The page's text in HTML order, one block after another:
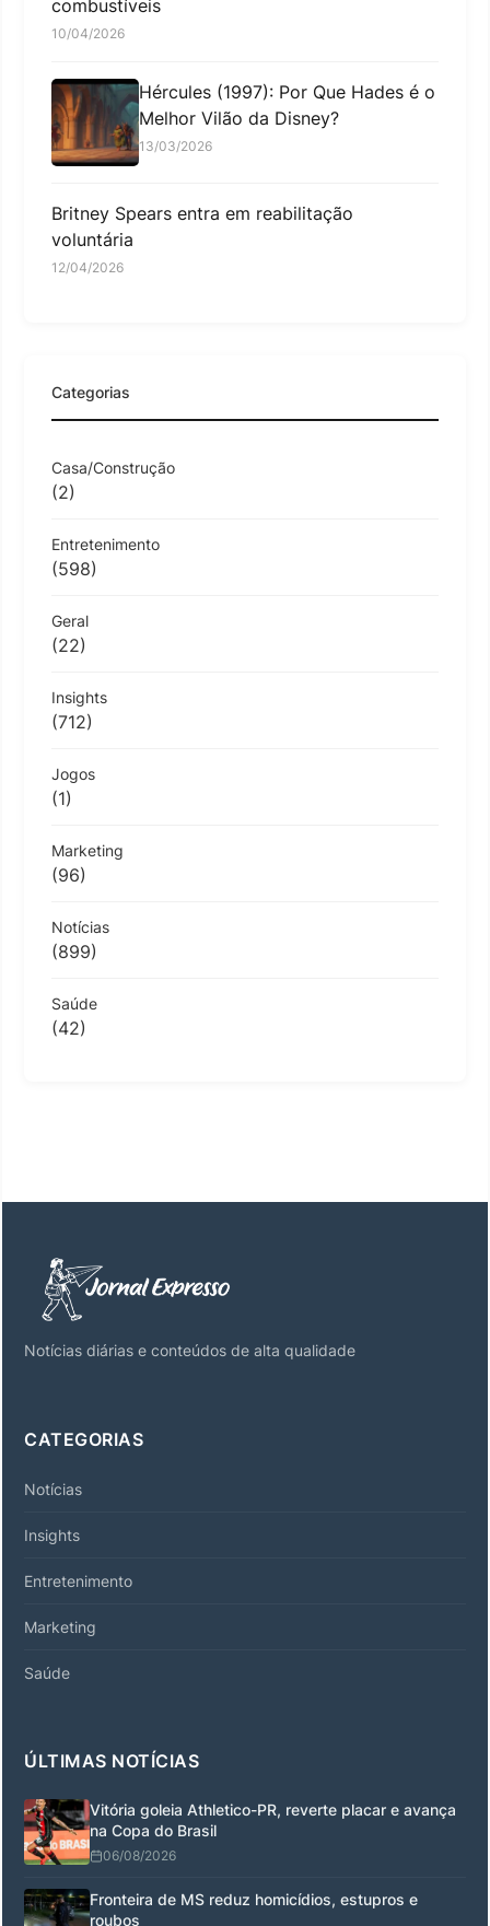
combustíveis
10/04/2026
Hércules (1997): Por Que Hades é o
Melhor Vilão da Disney?
13/03/2026
Britney Spears entra em reabilitação
voluntária
12/04/2026
Categorias
Casa/Construção
(2)
Entretenimento
(598)
Geral
(22)
Insights
(712)
Jogos
(1)
Marketing
(96)
Notícias
(899)
Saúde
(42)
Notícias diárias e conteúdos de alta qualidade
CATEGORIAS
Notícias
Insights
Entretenimento
Marketing
Saúde
ÚLTIMAS NOTÍCIAS
Vitória goleia Athletico-PR, reverte placar e avança
na Copa do Brasil
06/08/2026
Fronteira de MS reduz homicídios, estupros e
roubos